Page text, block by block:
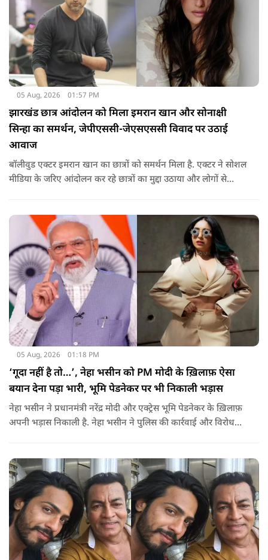
05 Aug, 2026 01:57 PM
झारखंड छात्र आंदोलन को मिला इमरान खान और सोनाक्षी
सिन्हा का समर्थन, जेपीएससी-जेएसएससी विवाद पर उठाई
आवाज
बॉलीवुड एक्टर इमरान खान का छात्रों को समर्थन मिला है. एक्टर ने सोशल
मीडिया के जरिए आंदोलन कर रहे छात्रों का मुद्दा उठाया और लोगों से
05 Aug, 2026 01:18 PM
‘गूदा नहीं है तो…’, नेहा भसीन को PM मोदी के ख़िलाफ़ ऐसा
बयान देना पड़ा भारी, भूमि पेडनेकर पर भी निकाली भड़ास
नेहा भसीन ने प्रधानमंत्री नरेंद्र मोदी और एक्ट्रेस भूमि पेडनेकर के ख़िलाफ़
अपनी भड़ास निकाली है. नेहा भसीन ने पुलिस की कार्रवाई और विरोध